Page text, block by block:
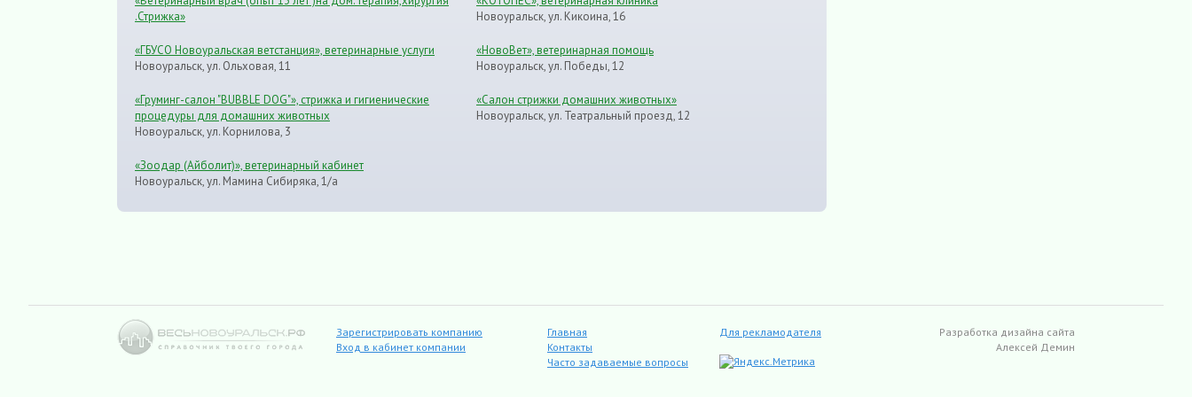
.Стрижка»
Новоуральск, ул. Кикоина, 16
«ГБУСО Новоуральская ветстанция», ветеринарные услуги
Новоуральск, ул. Ольховая, 11
«НовоВет», ветеринарная помощь
Новоуральск, ул. Победы, 12
«Груминг-салон "BUBBLE DOG"», стрижка и гигиенические
процедуры для домашних животных
Новоуральск, ул. Корнилова, 3
«Салон стрижки домашних животных»
Новоуральск, ул. Театральный проезд, 12
«Зоодар (Айболит)», ветеринарный кабинет
Новоуральск, ул. Мамина Сибиряка, 1/а
Зарегистрировать компанию
Вход в кабинет компании
Главная
Контакты
Часто задаваемые вопросы
Для рекламодателя
Разработка дизайна сайта
Алексей Демин